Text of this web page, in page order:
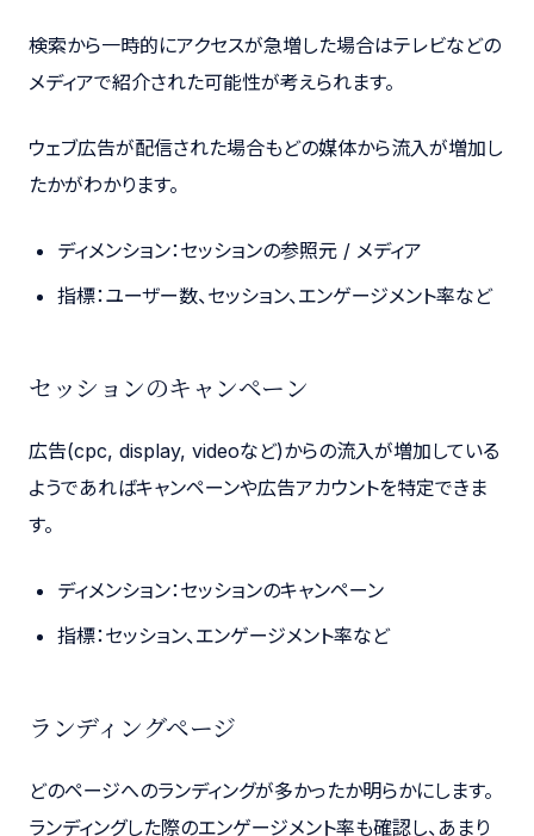
検索から一時的にアクセスが急増した場合はテレビなどの
メディアで紹介された可能性が考えられます。
ウェブ広告が配信された場合もどの媒体から流入が増加し
たかがわかります。
ディメンション：セッションの参照元 / メディア
指標：ユーザー数、セッション、エンゲージメント率など
セッションのキャンペーン
広告(cpc, display, videoなど)からの流入が増加している
ようであればキャンペーンや広告アカウントを特定できま
す。
ディメンション：セッションのキャンペーン
指標：セッション、エンゲージメント率など
ランディングページ
どのページへのランディングが多かったか明らかにします。
ランディングした際のエンゲージメント率も確認し、あまり